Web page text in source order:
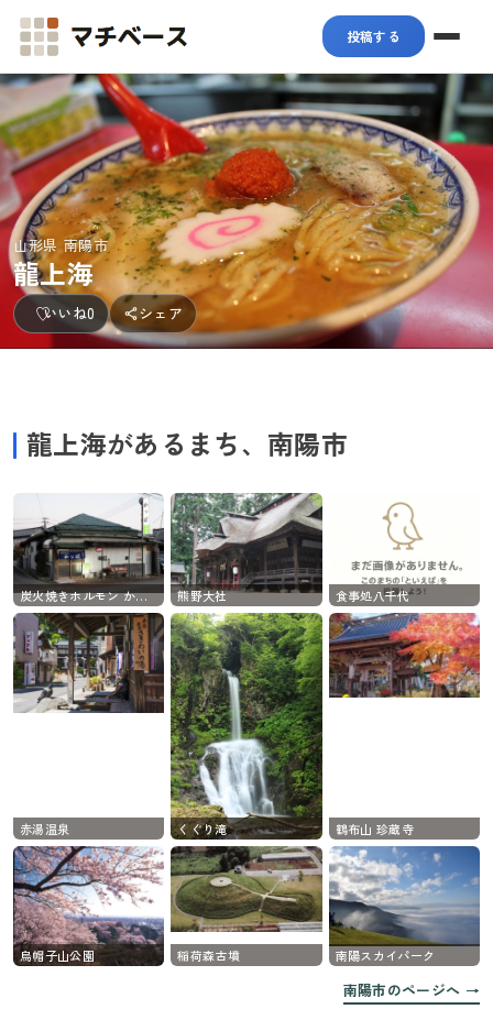
マチベース 投稿する
山形県 南陽市
龍上海
いいね0 シェア
龍上海があるまち、南陽市
炭火焼きホルモン かっぱ 熊野大社 食事処八千代
赤湯温泉 くぐり滝 鶴布山 珍蔵寺
烏帽子山公園 稲荷森古墳 南陽スカイパーク
南陽市のページへ →